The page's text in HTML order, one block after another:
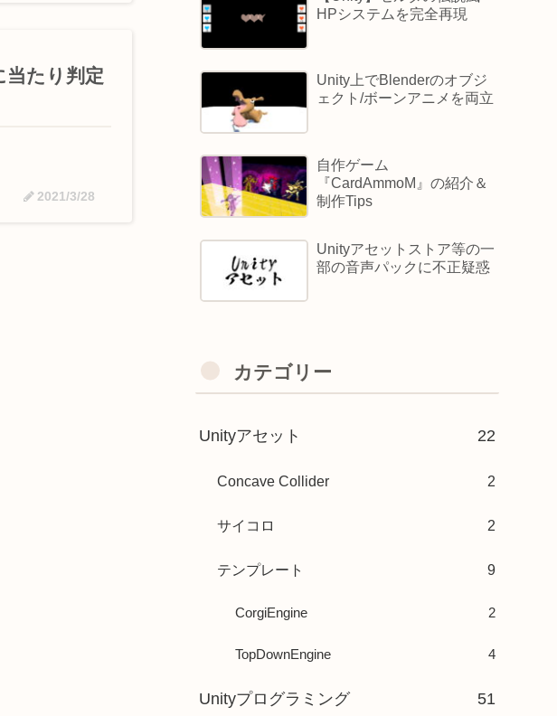
たり判定
2021/3/28
HPシステムを完全再現
Unity上でBlenderのオブジ
ェクト/ボーンアニメを両立
自作ゲーム
『CardAmmoM』の紹介＆
制作Tips
Unityアセットストア等の一
部の音声パックに不正疑惑
カテゴリー
Unityアセット 22
Concave Collider 2
サイコロ 2
テンプレート 9
CorgiEngine 2
TopDownEngine 4
Unityプログラミング 51